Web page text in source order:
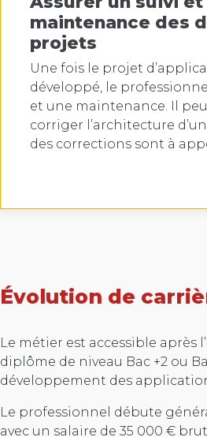
maintenance des
projets
Une fois le projet
développé, le
et une maintenance. Il
corriger l’architecture
des corrections sont à
Évolution de
Le métier est accessible après
diplôme de niveau Bac +2 ou
développement des
Le professionnel débute
avec un salaire de 35 000 €